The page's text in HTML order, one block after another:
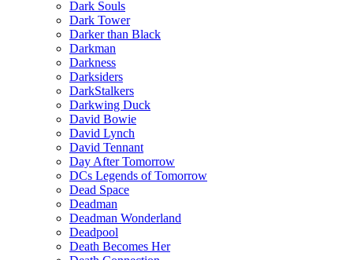
Dark Souls
Dark Tower
Darker than Black
Darkman
Darkness
Darksiders
DarkStalkers
Darkwing Duck
David Bowie
David Lynch
David Tennant
Day After Tomorrow
DCs Legends of Tomorrow
Dead Space
Deadman
Deadman Wonderland
Deadpool
Death Becomes Her